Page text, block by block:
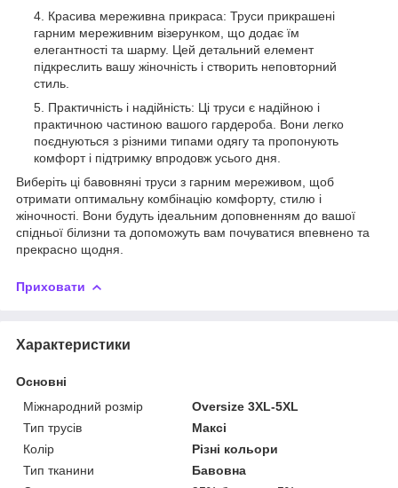
Красива мереживна прикраса: Труси прикрашені
гарним мереживним візерунком, що додає їм
елегантності та шарму. Цей детальний елемент
підкреслить вашу жіночність і створить неповторний
стиль.
Практичність і надійність: Ці труси є надійною і
практичною частиною вашого гардероба. Вони легко
поєднуються з різними типами одягу та пропонують
комфорт і підтримку впродовж усього дня.
Виберіть ці бавовняні труси з гарним мереживом, щоб
отримати оптимальну комбінацію комфорту, стилю і
жіночності. Вони будуть ідеальним доповненням до вашої
спідньої білизни та допоможуть вам почуватися впевнено та
прекрасно щодня.
Приховати
Характеристики
Основні
Міжнародний розмір
Oversize 3XL-5XL
Тип трусів
Максі
Колір
Різні кольори
Тип тканини
Бавовна